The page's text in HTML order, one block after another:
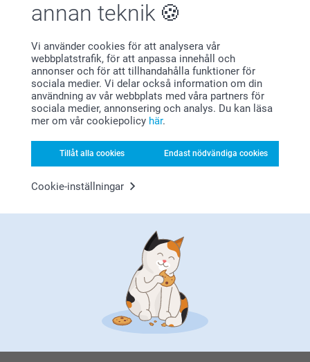
annan teknik
Vi använder cookies för att analysera vår
webbplatstrafik, för att anpassa innehåll och
annonser och för att tillhandahålla funktioner för
sociala medier. Vi delar också information om din
användning av vår webbplats med våra partners för
sociala medier, annonsering och analys. Du kan läsa
mer om vår cookiepolicy här.
Tillåt alla cookies Endast nödvändiga cookies
Cookie-inställningar
Johanna, smartphoto
Visa reaktioner
2021-05-20
10:38
Hej Gustavsson
Tack för att du har tagit dig tid att ge oss feedback,
det är vi glada för!
Du får gärna kontakta oss om kvalitén på din
produkt inte är så som du har förväntat dig, så ska vi
kika på om något har blivit fel i tillverkningen hos
oss. Du når oss via mail:
kundservice@smartphoto.se eller per telefon 0525-
17000.
Varma hälsningar,
Visa mer
Relaterade produkter
MyNameBook Talanger
Mer än 10 varianter
Från 249,00
Personligt Babykit
Mer än 10 varianter
Personlig badponcho till
barn
3 varianter
419,00
(1 omdömen)